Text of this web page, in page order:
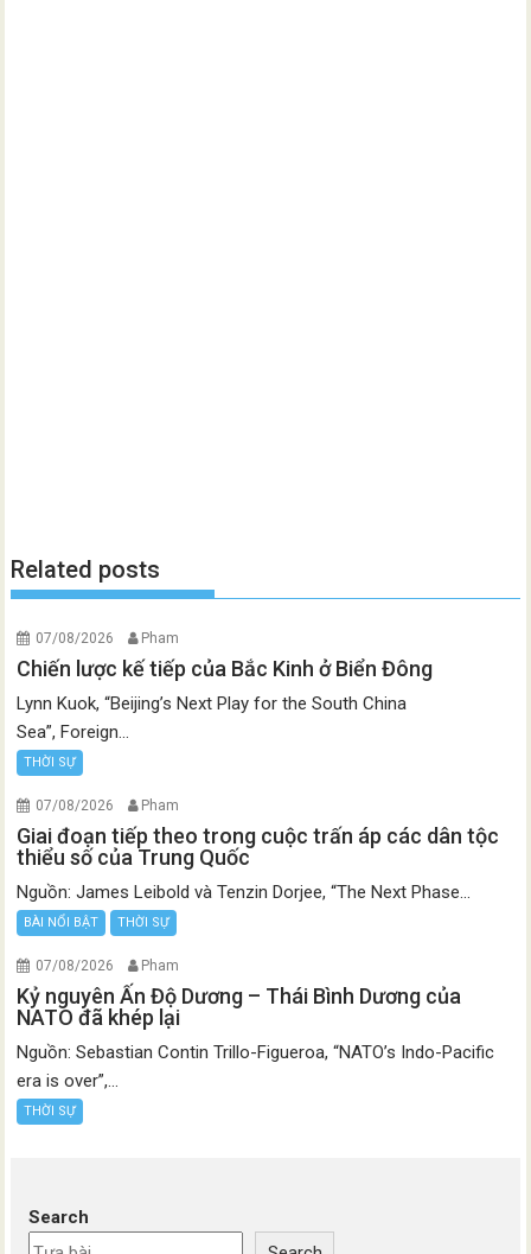
Related posts
07/08/2026 Pham
Chiến lược kế tiếp của Bắc Kinh ở Biển Đông
Lynn Kuok, “Beijing’s Next Play for the South China
Sea”, Foreign...
THỜI SỰ
07/08/2026 Pham
Giai đoạn tiếp theo trong cuộc trấn áp các dân tộc
thiểu số của Trung Quốc
Nguồn: James Leibold và Tenzin Dorjee, “The Next Phase...
BÀI NỔI BẬT THỜI SỰ
07/08/2026 Pham
Kỷ nguyên Ấn Độ Dương – Thái Bình Dương của
NATO đã khép lại
Nguồn: Sebastian Contin Trillo-Figueroa, “NATO’s Indo-Pacific
era is over”,...
THỜI SỰ
Search